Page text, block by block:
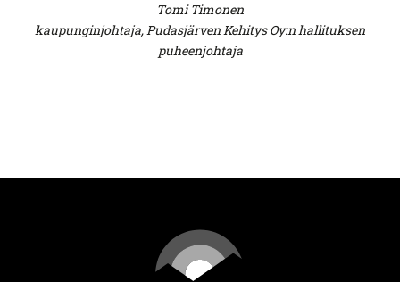
Tomi Timonen
kaupunginjohtaja, Pudasjärven Kehitys Oy:n hallituksen
puheenjohtaja